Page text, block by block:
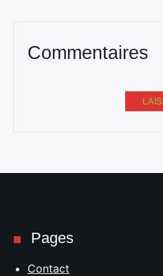
Commentaires
Pages
Contact